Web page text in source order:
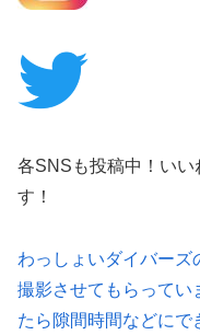
各SNSも投稿中！い
す！
わっしょいダイバー
撮影させてもらってい
たら隙間時間などに